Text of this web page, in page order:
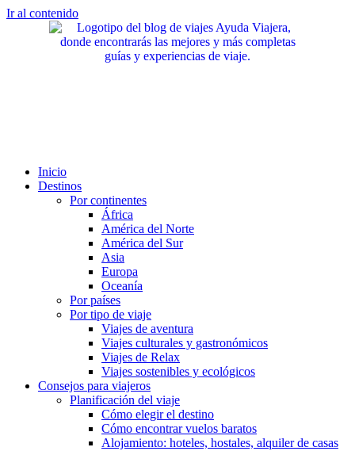
Ir al contenido
Inicio
Destinos
Por continentes
África
América del Norte
América del Sur
Asia
Europa
Oceanía
Por países
Por tipo de viaje
Viajes de aventura
Viajes culturales y gastronómicos
Viajes de Relax
Viajes sostenibles y ecológicos
Consejos para viajeros
Planificación del viaje
Cómo elegir el destino
Cómo encontrar vuelos baratos
Alojamiento: hoteles, hostales, alquiler de casas